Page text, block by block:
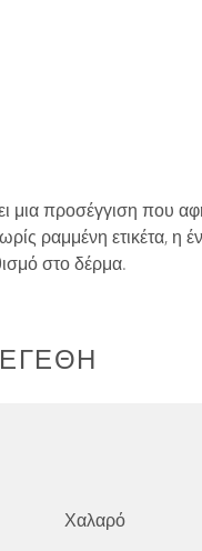
μια προσέγγιση που
ραμμένη ετικέτα, η
στο δέρμα.
Χαλαρό